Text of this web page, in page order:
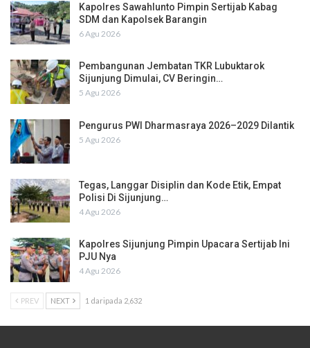
Kapolres Sawahlunto Pimpin Sertijab Kabag
SDM dan Kapolsek Barangin
6 Agu 2026
Pembangunan Jembatan TKR Lubuktarok
Sijunjung Dimulai, CV Beringin…
5 Agu 2026
Pengurus PWI Dharmasraya 2026–2029 Dilantik
5 Agu 2026
Tegas, Langgar Disiplin dan Kode Etik, Empat
Polisi Di Sijunjung…
4 Agu 2026
Kapolres Sijunjung Pimpin Upacara Sertijab Ini
PJU Nya
4 Agu 2026
PREV NEXT 1 daripada 2,632